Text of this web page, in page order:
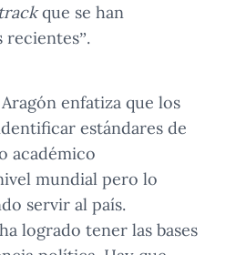
que se han
recientes”.
enfatiza que los
estándares de
académico
mundial pero lo
servir al país.
logrado tener las bases